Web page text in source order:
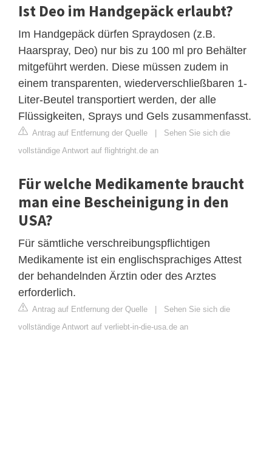
Ist Deo im Handgepäck erlaubt?
Im Handgepäck dürfen Spraydosen (z.B.
Haarspray, Deo) nur bis zu 100 ml pro Behälter
mitgeführt werden. Diese müssen zudem in
einem transparenten, wiederverschließbaren 1-
Liter-Beutel transportiert werden, der alle
Flüssigkeiten, Sprays und Gels zusammenfasst.
Antrag auf Entfernung der Quelle | Sehen Sie sich die
vollständige Antwort auf flightright.de an
Für welche Medikamente braucht
man eine Bescheinigung in den
USA?
Für sämtliche verschreibungspflichtigen
Medikamente ist ein englischsprachiges Attest
der behandelnden Ärztin oder des Arztes
erforderlich.
Antrag auf Entfernung der Quelle | Sehen Sie sich die
vollständige Antwort auf verliebt-in-die-usa.de an